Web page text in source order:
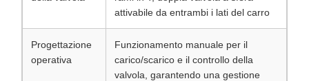
attivabile da entrambi i lati del carro
Progettazione
operativa
Funzionamento manuale per il
carico/scarico e il controllo della
valvola, garantendo una gestione